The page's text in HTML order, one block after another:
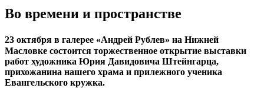
Во времени и пространстве
23 октября в галерее «Андрей Рублев» на Нижней
Масловке состоится торжественное открытие выставки
работ художника Юрия Давидовича Штейнгарца,
прихожанина нашего храма и прилежного ученика
Евангельского кружка.